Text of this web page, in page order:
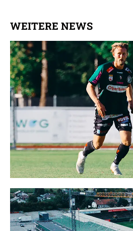
WEITERE NEWS